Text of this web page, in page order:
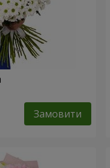
Замовити